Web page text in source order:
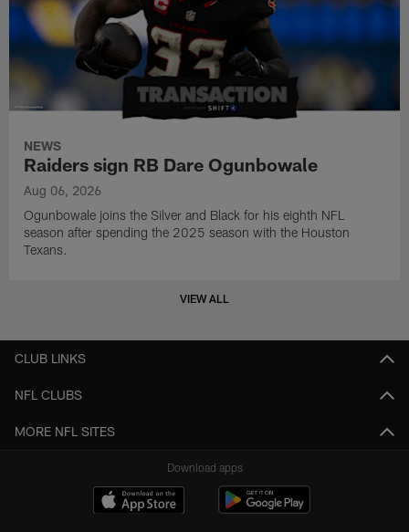
NEWS
Raiders sign RB Dare Ogunbowale
Aug 06, 2026
Ogunbowale joins the Silver and Black for his eighth NFL
season after spending the 2025 season with the Houston
Texans.
VIEW ALL
CLUB LINKS
NFL CLUBS
MORE NFL SITES
Download apps